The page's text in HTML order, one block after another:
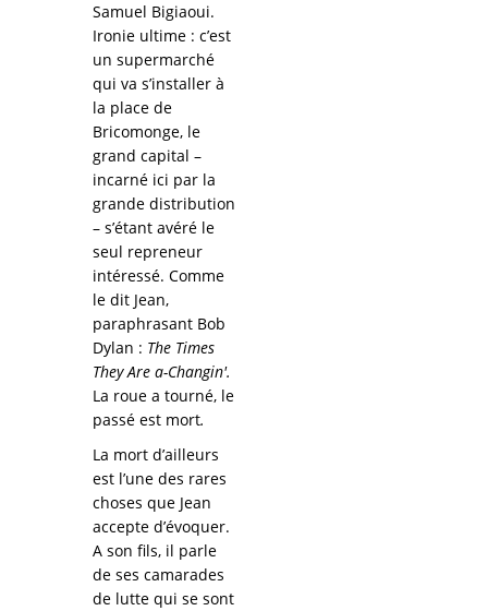
Samuel Bigiaoui.
Ironie ultime : c’est
un supermarché
qui va s’installer à
la place de
Bricomonge, le
grand capital –
incarné ici par la
grande distribution
– s’étant avéré le
seul repreneur
intéressé. Comme
le dit Jean,
paraphrasant Bob
Dylan : The Times
They Are a-Changin'.
La roue a tourné, le
passé est mort.
La mort d’ailleurs
est l’une des rares
choses que Jean
accepte d’évoquer.
A son fils, il parle
de ses camarades
de lutte qui se sont